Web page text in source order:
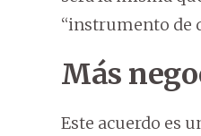
“instrumento de
Más
Este acuerdo es